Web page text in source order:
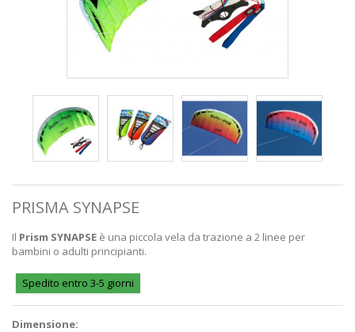
PRISMA SYNAPSE
Il Prism SYNAPSE è una piccola vela da trazione a 2 linee per
bambini o adulti principianti.
Spedito entro 3-5 giorni
Dimensione: